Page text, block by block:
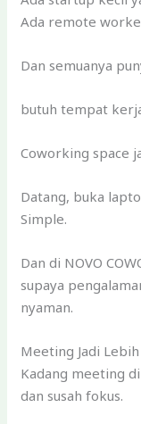
Ada remote
Dan semuanya
butuh tempat
Coworking space
Datang, buka
Simple.
Dan di NOVO
supaya
nyaman.
Meeting Jadi
Kadang meeting
dan susah fokus.